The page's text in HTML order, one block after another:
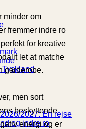
Tyskland
2027: En rejse
og indre ro
minder om
fremmer indre ro
for kreative
let at matche
garderobe.
men sort
beskyttende
energi og er